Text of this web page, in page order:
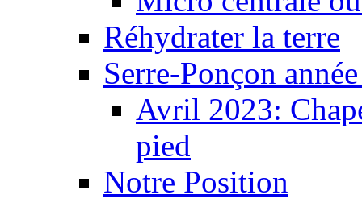
Réhydrater la terre
Serre-Ponçon
Avril 2023:
pied
Notre Position